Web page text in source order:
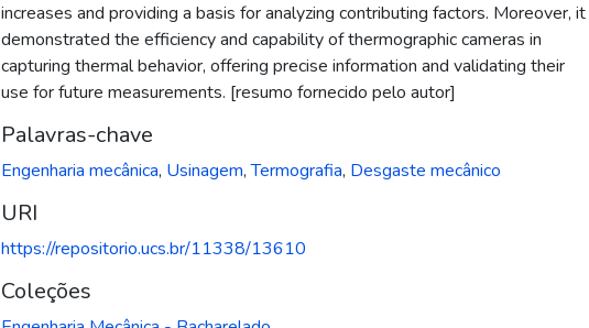
increases and providing a basis for analyzing contributing factors. Moreover, it
demonstrated the efficiency and capability of thermographic cameras in
capturing thermal behavior, offering precise information and validating their
use for future measurements. [resumo fornecido pelo autor]
Palavras-chave
Engenharia mecânica, Usinagem,Termografia, Desgaste mecânico
URI
https://repositorio.ucs.br/11338/13610
Coleções